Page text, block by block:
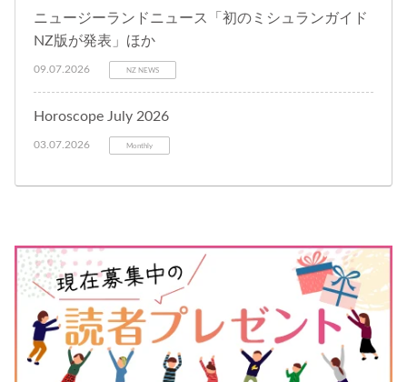
ニュージーランドニュース「初のミシュランガイド
NZ版が発表」ほか
09.07.2026 NZ NEWS
Horoscope July 2026
03.07.2026 Monthly